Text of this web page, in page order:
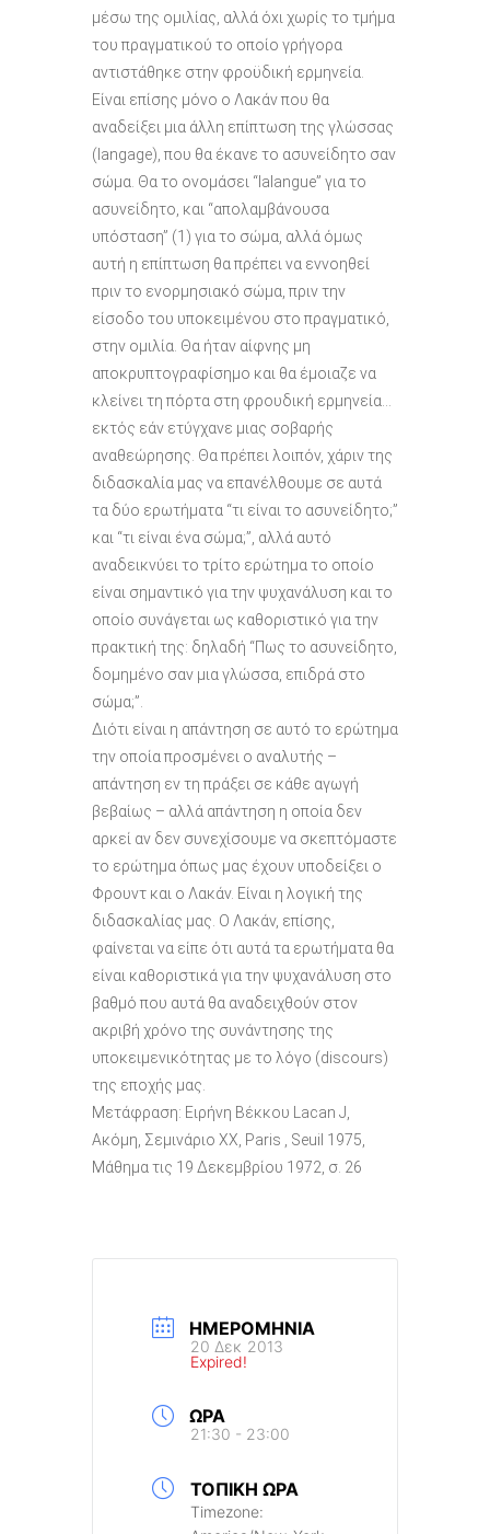
μέσω της ομιλίας, αλλά όxι χωρίς το τμήμα
του πραγματικού το οποίο γρήγορα
αντιστάθηκε στην φροϋδική ερμηνεία.
Είναι επίσης μόνο ο Λακάν που θα
αναδείξει μια άλλη επίπτωση της γλώσσας
(langage), που θα έκανε το ασυνείδητο σαν
σώμα. Θα το ονομάσει “lalangue” για το
ασυνείδητο, και “απολαμβάνουσα
υπόσταση” (1) για το σώμα, αλλά όμως
αυτή η επίπτωση θα πρέπει να εννοηθεί
πριν το ενορμησιακό σώμα, πριν την
είσοδο του υποκειμένου στο πραγματικό,
στην ομιλία. Θα ήταν αίφνης μη
αποκρυπτογραφίσημο και θα έμοιαζε να
κλείνει τη πόρτα στη φρουδική ερμηνεία…
εκτός εάν ετύγχανε μιας σοβαρής
αναθεώρησης. Θα πρέπει λοιπόν, χάριν της
διδασκαλία μας να επανέλθουμε σε αυτά
τα δύο ερωτήματα “τι είναι το ασυνείδητο;”
και “τι είναι ένα σώμα;”, αλλά αυτό
αναδεικνύει το τρίτο ερώτημα το οποίο
είναι σημαντικό για την ψυχανάλυση και το
οποίο συνάγεται ως καθοριστικό για την
πρακτική της: δηλαδή “Πως το ασυνείδητο,
δομημένο σαν μια γλώσσα, επιδρά στο
σώμα;”.
Διότι είναι η απάντηση σε αυτό το ερώτημα
την οποία προσμένει ο αναλυτής –
απάντηση εν τη πράξει σε κάθε αγωγή
βεβαίως – αλλά απάντηση η οποία δεν
αρκεί αν δεν συνεχίσουμε να σκεπτόμαστε
το ερώτημα όπως μας έχουν υποδείξει ο
Φρουντ και ο Λακάν. Είναι η λογική της
διδασκαλίας μας. Ο Λακάν, επίσης,
φαίνεται να είπε ότι αυτά τα ερωτήματα θα
είναι καθοριστικά για την ψυχανάλυση στο
βαθμό που αυτά θα αναδειχθούν στον
ακριβή χρόνο της συνάντησης της
υποκειμενικότητας με το λόγο (discours)
της εποχής μας.
Μετάφραση: Ειρήνη Βέκκου Lacan J,
Ακόμη, Σεμινάριο XX, Paris , Seuil 1975,
Μάθημα τις 19 Δεκεμβρίου 1972, σ. 26
ΗΜΕΡΟΜΗΝΊΑ
20 Δεκ 2013
Expired!
ΏΡΑ
21:30 - 23:00
ΤΟΠΙΚΉ ΏΡΑ
Timezone: